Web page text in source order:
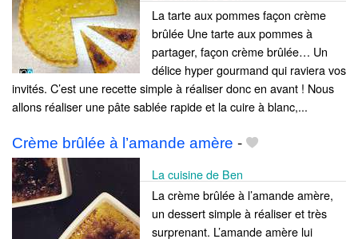
La tarte aux pommes façon crème
brûlée Une tarte aux pommes à
partager, façon crème brûlée… Un
délice hyper gourmand qui raviera vos
invités. C’est une recette simple à réaliser donc en avant ! Nous
allons réaliser une pâte sablée rapide et la cuire à blanc,...
Crème brûlée à l’amande amère -
La cuisine de Ben
La crème brûlée à l’amande amère,
un dessert simple à réaliser et très
surprenant. L’amande amère lui